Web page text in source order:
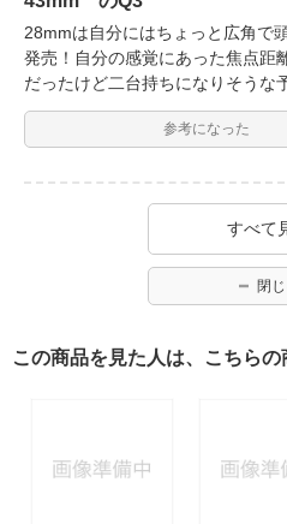
28mmは自分にはちょっと広角で
発売！自分の感覚にあった焦点距
だったけど二台持ちになりそうな
参考になった
すべて
閉
この商品を見た人は、こちら